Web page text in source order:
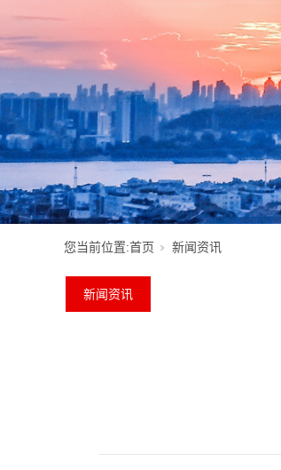
您当前位置:首页 新闻资讯
新闻资讯